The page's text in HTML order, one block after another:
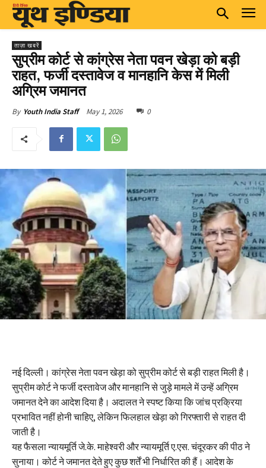
ताज़ा खबरें
सुप्रीम कोर्ट से कांग्रेस नेता पवन खेड़ा को बड़ी
राहत, फर्जी दस्तावेज व मानहानि केस में मिली
अग्रिम जमानत
By Youth India Staff May 1, 2026 0
नई दिल्ली। कांग्रेस नेता पवन खेड़ा को सुप्रीम कोर्ट से बड़ी राहत मिली है।
सुप्रीम कोर्ट ने फर्जी दस्तावेज और मानहानि से जुड़े मामले में उन्हें अग्रिम
जमानत देने का आदेश दिया है। अदालत ने स्पष्ट किया कि जांच प्रक्रिया
प्रभावित नहीं होनी चाहिए, लेकिन फिलहाल खेड़ा को गिरफ्तारी से राहत दी
जाती है।
यह फैसला न्यायमूर्ति जे.के. माहेश्वरी और न्यायमूर्ति ए.एस. चंदूरकर की पीठ ने
सुनाया। कोर्ट ने जमानत देते हुए कुछ शर्तें भी निर्धारित की हैं। आदेश के